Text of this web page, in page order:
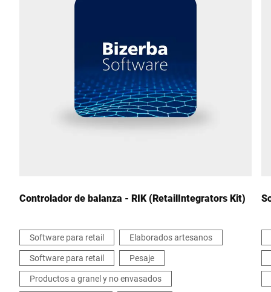
Por la presente confirmo que acepto el uso de mis datos para
procesar esta solicitud Se puede encontrar más información en
Declaración de protección de datos*
Controlador de balanza - RIK (RetailIntegrators Kit)
Software para retail
Elaborados artesanos
Software para retail
Pesaje
Productos a granel y no envasados